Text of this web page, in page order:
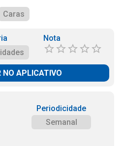
Caras
Nota
NO APLICATIVO
Periodicidade
Semanal